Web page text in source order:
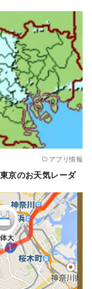
アプリ情報
京のお天気レーダ